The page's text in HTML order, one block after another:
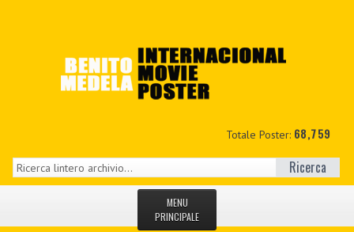
Totale Poster: 68,759
Ricerca
MENU
PRINCIPALE